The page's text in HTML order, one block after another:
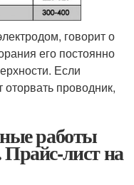
говорит о
его постоянно
Если
оторвать проводник,
работы
лист на